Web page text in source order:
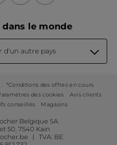
dans le monde
d'un autre pays
*Conditions des offres en cours
des cookies
Avis clients
conseillés Magasins
Belgique SA
50, 7540 Kain
| TVA: BE